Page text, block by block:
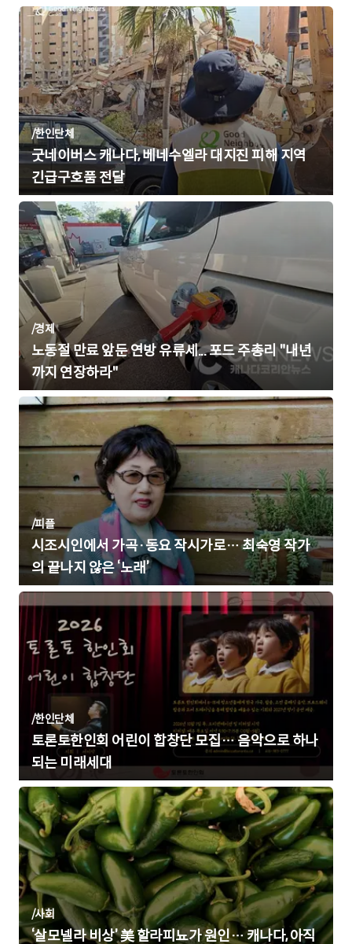
/한인단체
굿네이버스 캐나다, 베네수엘라 대지진 피해 지역
긴급구호품 전달
/경제
노동절 만료 앞둔 연방 유류세... 포드 주총리 "내년
까지 연장하라"
/피플
시조시인에서 가곡·동요 작시가로… 최숙영 작가
의 끝나지 않은 ‘노래’
/한인단체
토론토한인회 어린이 합창단 모집… 음악으로 하나
되는 미래세대
/사회
‘살모넬라 비상’ 美 할라피뇨가 원인… 캐나다, 아직